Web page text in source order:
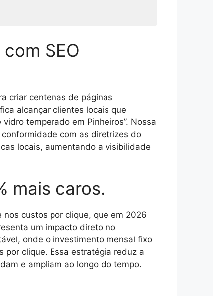
SEO
criar centenas de páginas
alcançar clientes locais que
temperado em Pinheiros”. Nossa
com as diretrizes do
locais, aumentando a visibilidade
mais caros.
custos por clique, que em 2026
um impacto direto no
onde o investimento mensal fixo
por clique. Essa estratégia reduz a
e ampliam ao longo do tempo.